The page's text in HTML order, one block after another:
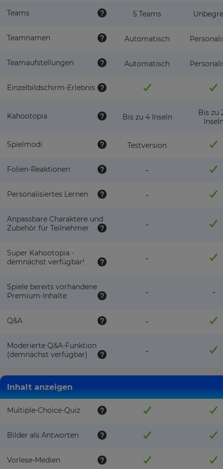
Teams 5 Teams
Teamnamen Automatisch
Teamaufstellungen Automatisch
Einzelbildschirm-Erlebnis
Kahootopia Bis zu 4 Inseln
Bis zu
Spielmodi Testversion
Folien-Reaktionen -
Personalisiertes Lernen -
Anpassbare Charaktere und
Zubehör für Teilnehmer
-
Super Kahootopia -
demnächst verfügbar!
-
Spiele bereits vorhandene
Premium-Inhalte
- -
Q&A -
Moderierte Q&A-Funktion
(demnächst verfügbar)
-
Inhalt anzeigen
Multiple-Choice-Quiz
Bilder als Antworten
Vorlese-Medien